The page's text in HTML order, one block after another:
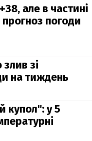
але в частині
погоди
зі
на тиждень
купол": у 5